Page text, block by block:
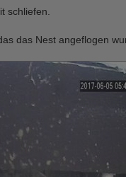
schliefen.
das Nest angeflogen